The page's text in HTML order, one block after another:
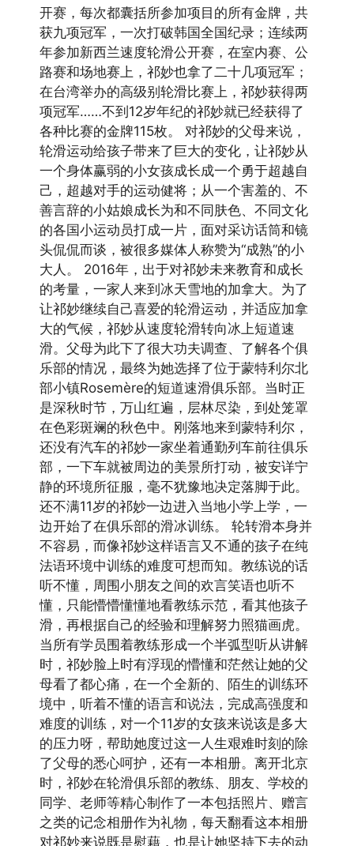
开赛，每次都囊括所参加项目的所有金牌，共
获九项冠军，一次打破韩国全国纪录；连续两
年参加新西兰速度轮滑公开赛，在室内赛、公
路赛和场地赛上，祁妙也拿了二十几项冠军；
在台湾举办的高级别轮滑比赛上，祁妙获得两
项冠军……不到12岁年纪的祁妙就已经获得了
各种比赛的金牌115枚。 对祁妙的父母来说，
轮滑运动给孩子带来了巨大的变化，让祁妙从
一个身体赢弱的小女孩成长成一个勇于超越自
己，超越对手的运动健将；从一个害羞的、不
善言辞的小姑娘成长为和不同肤色、不同文化
的各国小运动员打成一片，面对采访话筒和镜
头侃侃而谈，被很多媒体人称赞为“成熟”的小
大人。 2016年，出于对祁妙未来教育和成长
的考量，一家人来到冰天雪地的加拿大。为了
让祁妙继续自己喜爱的轮滑运动，并适应加拿
大的气候，祁妙从速度轮滑转向冰上短道速
滑。父母为此下了很大功夫调查、了解各个俱
乐部的情况，最终为她选择了位于蒙特利尔北
部小镇Rosemère的短道速滑俱乐部。当时正
是深秋时节，万山红遍，层林尽染，到处笼罩
在色彩斑斓的秋色中。刚落地来到蒙特利尔，
还没有汽车的祁妙一家坐着通勤列车前往俱乐
部，一下车就被周边的美景所打动，被安详宁
静的环境所征服，毫不犹豫地决定落脚于此。
还不满11岁的祁妙一边进入当地小学上学，一
边开始了在俱乐部的滑冰训练。 轮转滑本身并
不容易，而像祁妙这样语言又不通的孩子在纯
法语环境中训练的难度可想而知。教练说的话
听不懂，周围小朋友之间的欢言笑语也听不
懂，只能懵懵懂懂地看教练示范，看其他孩子
滑，再根据自己的经验和理解努力照猫画虎。
当所有学员围着教练形成一个半弧型听从讲解
时，祁妙脸上时有浮现的懵懂和茫然让她的父
母看了都心痛，在一个全新的、陌生的训练环
境中，听着不懂的语言和说法，完成高强度和
难度的训练，对一个11岁的女孩来说该是多大
的压力呀，帮助她度过这一人生艰难时刻的除
了父母的悉心呵护，还有一本相册。离开北京
时，祁妙在轮滑俱乐部的教练、朋友、学校的
同学、老师等精心制作了一本包括照片、赠言
之类的记念相册作为礼物，每天翻看这本相册
对祁妙来说既是慰藉，也是让她坚持下去的动